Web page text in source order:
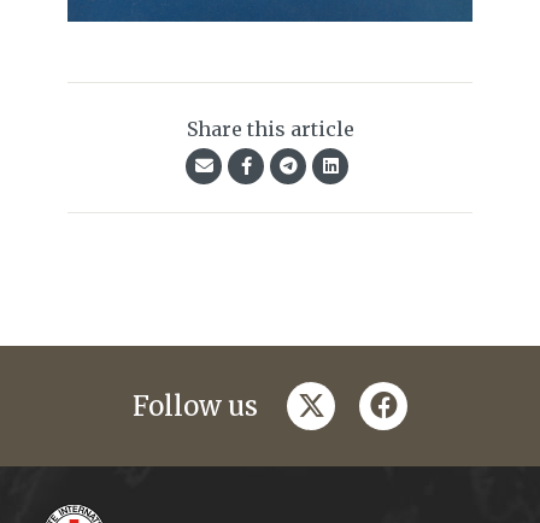
Share this article
Follow us twitterfacebook